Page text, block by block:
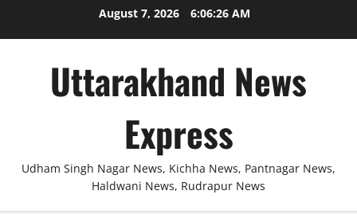
August 7, 2026 6:06:27 AM
Uttarakhand News
Express
Udham Singh Nagar News, Kichha News, Pantnagar News,
Haldwani News, Rudrapur News